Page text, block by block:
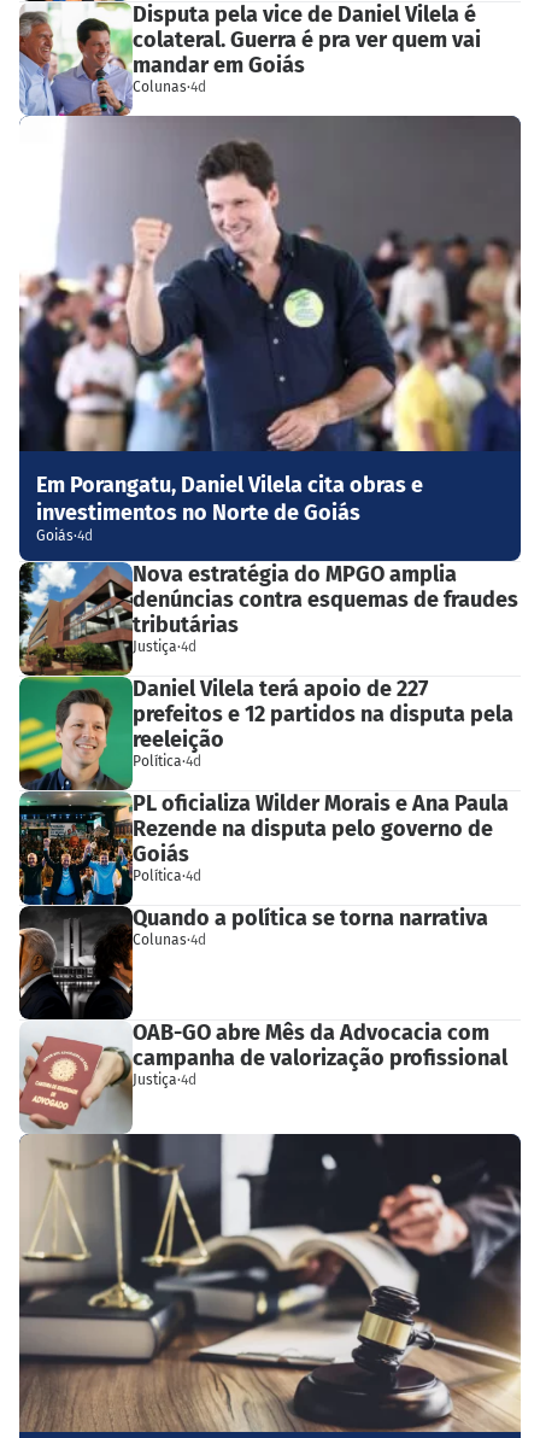
Disputa pela vice de Daniel Vilela é
colateral. Guerra é pra ver quem vai
mandar em Goiás
Colunas·4d
Em Porangatu, Daniel Vilela cita obras e
investimentos no Norte de Goiás
Goiás·4d
Nova estratégia do MPGO amplia
denúncias contra esquemas de fraudes
tributárias
Justiça·4d
Daniel Vilela terá apoio de 227
prefeitos e 12 partidos na disputa pela
reeleição
Política·4d
PL oficializa Wilder Morais e Ana Paula
Rezende na disputa pelo governo de
Goiás
Política·4d
Quando a política se torna narrativa
Colunas·4d
OAB-GO abre Mês da Advocacia com
campanha de valorização profissional
Justiça·4d